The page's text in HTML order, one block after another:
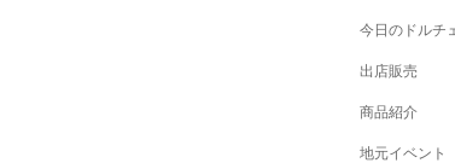
今日のドルチ
出店販売
商品紹介
地元イベント